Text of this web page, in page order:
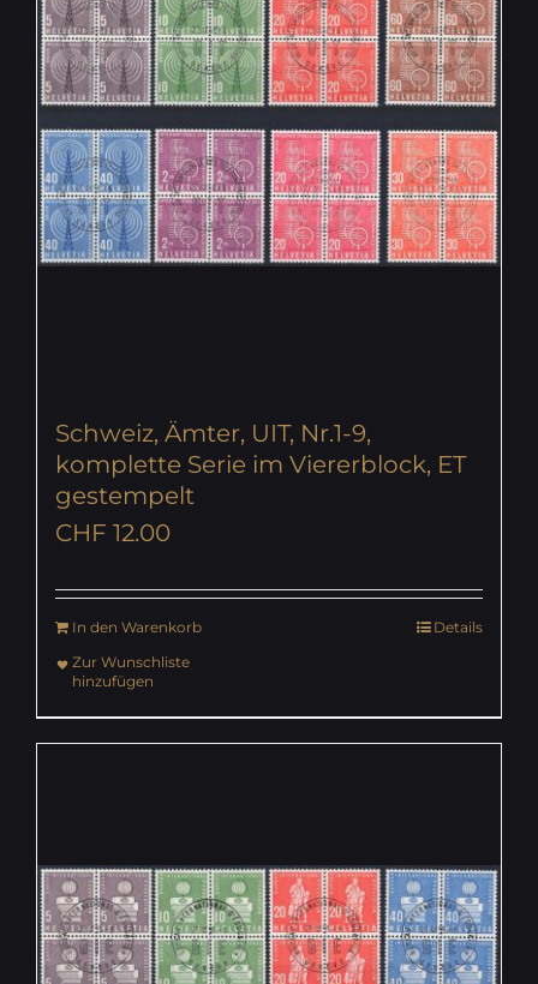
Schweiz, Ämter, UIT, Nr.1-9,
komplette Serie im Viererblock, ET
gestempelt
CHF 12.00
In den Warenkorb
Details
Zur Wunschliste
hinzufügen